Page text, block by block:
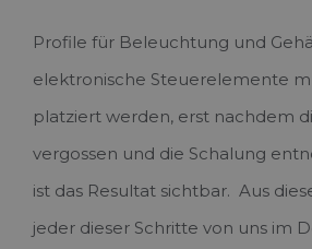
Profile für Beleuchtung und
elektronische Steuerelemente
platziert werden, erst nachdem
vergossen und die Schalung
ist das Resultat sichtbar. Aus
jeder dieser Schritte von uns im